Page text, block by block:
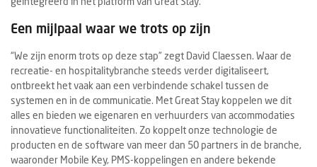
Een mijlpaal waar we trots op zijn
“We zijn enorm trots op deze stap” zegt David Claessen. Waar de
recreatie- en hospitalitybranche steeds verder digitaliseert,
ontbreekt het vaak aan een verbindende schakel tussen de
systemen en in de communicatie. Met Great Stay koppelen we dit
alles en bieden we eigenaren en verhuurders van accommodaties
innovatieve functionaliteiten. Zo koppelt onze technologie de
producten en de software van meer dan 50 partners in de branche,
waaronder Mobile Key, PMS-koppelingen en andere bekende